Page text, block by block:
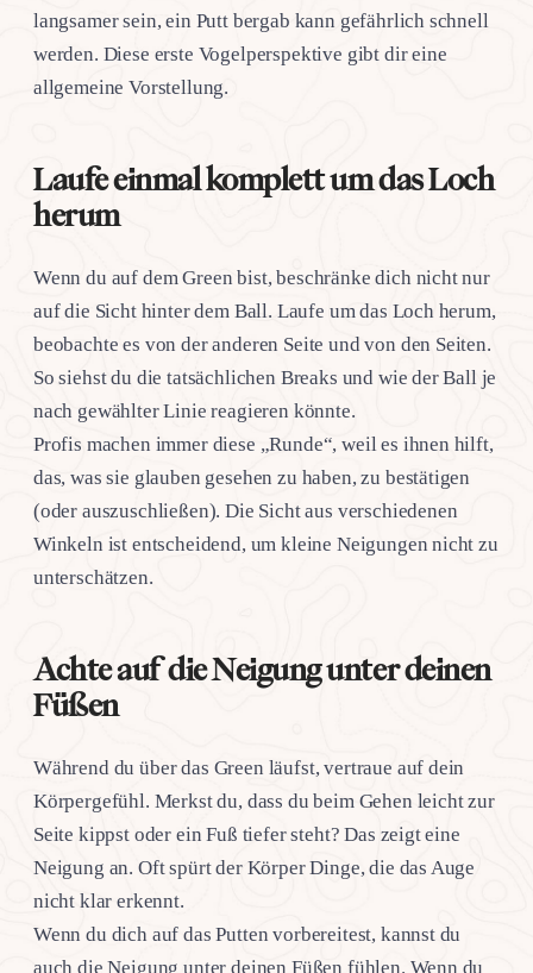
langsamer sein, ein Putt bergab kann gefährlich schnell
werden. Diese erste Vogelperspektive gibt dir eine
allgemeine Vorstellung.
Laufe einmal komplett um das Loch
herum
Wenn du auf dem Green bist, beschränke dich nicht nur
auf die Sicht hinter dem Ball. Laufe um das Loch herum,
beobachte es von der anderen Seite und von den Seiten.
So siehst du die tatsächlichen Breaks und wie der Ball je
nach gewählter Linie reagieren könnte.
Profis machen immer diese „Runde“, weil es ihnen hilft,
das, was sie glauben gesehen zu haben, zu bestätigen
(oder auszuschließen). Die Sicht aus verschiedenen
Winkeln ist entscheidend, um kleine Neigungen nicht zu
unterschätzen.
Achte auf die Neigung unter deinen
Füßen
Während du über das Green läufst, vertraue auf dein
Körpergefühl. Merkst du, dass du beim Gehen leicht zur
Seite kippst oder ein Fuß tiefer steht? Das zeigt eine
Neigung an. Oft spürt der Körper Dinge, die das Auge
nicht klar erkennt.
Wenn du dich auf das Putten vorbereitest, kannst du
auch die Neigung unter deinen Füßen fühlen. Wenn du